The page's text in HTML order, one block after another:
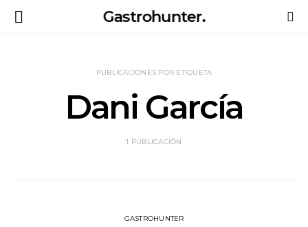
Gastrohunter.
PUBLICACIONES POR ETIQUETA
Dani García
1 PUBLICACIÓN
GASTROHUNTER